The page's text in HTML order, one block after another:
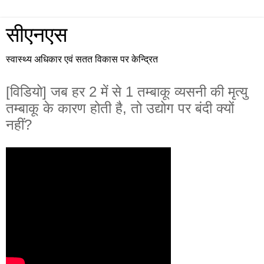
सीएनएस
स्वास्थ्य अधिकार एवं सतत विकास पर केन्द्रित
[विडियो] जब हर 2 में से 1 तम्बाकू व्यसनी की मृत्यु
तम्बाकू के कारण होती है, तो उद्योग पर बंदी क्यों
नहीं?